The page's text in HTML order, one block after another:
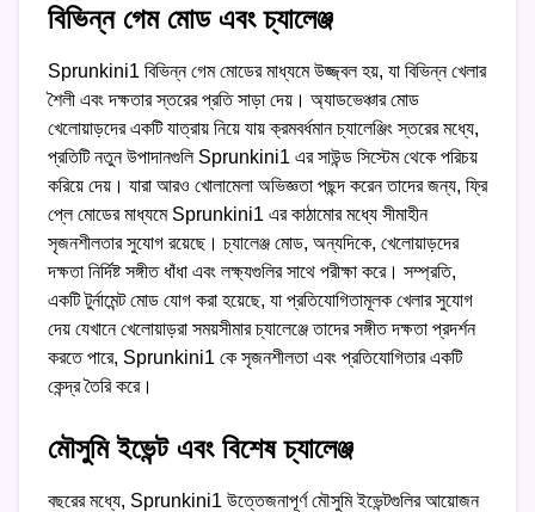
বিভিন্ন গেম মোড এবং চ্যালেঞ্জ
Sprunkini1 বিভিন্ন গেম মোডের মাধ্যমে উজ্জ্বল হয়, যা বিভিন্ন খেলার
শৈলী এবং দক্ষতার স্তরের প্রতি সাড়া দেয়। অ্যাডভেঞ্চার মোড
খেলোয়াড়দের একটি যাত্রায় নিয়ে যায় ক্রমবর্ধমান চ্যালেঞ্জিং স্তরের মধ্যে,
প্রতিটি নতুন উপাদানগুলি Sprunkini1 এর সাউন্ড সিস্টেম থেকে পরিচয়
করিয়ে দেয়। যারা আরও খোলামেলা অভিজ্ঞতা পছন্দ করেন তাদের জন্য, ফ্রি
প্লে মোডের মাধ্যমে Sprunkini1 এর কাঠামোর মধ্যে সীমাহীন
সৃজনশীলতার সুযোগ রয়েছে। চ্যালেঞ্জ মোড, অন্যদিকে, খেলোয়াড়দের
দক্ষতা নির্দিষ্ট সঙ্গীত ধাঁধা এবং লক্ষ্যগুলির সাথে পরীক্ষা করে। সম্প্রতি,
একটি টুর্নামেন্ট মোড যোগ করা হয়েছে, যা প্রতিযোগিতামূলক খেলার সুযোগ
দেয় যেখানে খেলোয়াড়রা সময়সীমার চ্যালেঞ্জে তাদের সঙ্গীত দক্ষতা প্রদর্শন
করতে পারে, Sprunkini1 কে সৃজনশীলতা এবং প্রতিযোগিতার একটি
কেন্দ্র তৈরি করে।
মৌসুমি ইভেন্ট এবং বিশেষ চ্যালেঞ্জ
বছরের মধ্যে, Sprunkini1 উত্তেজনাপূর্ণ মৌসুমি ইভেন্টগুলির আয়োজন